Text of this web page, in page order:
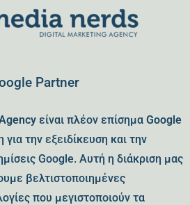
Partner
είναι πλέον επίσημα Google
την εξειδίκευση και την
Google. Αυτή η διάκριση μας
βελτιστοποιημένες
που μεγιστοποιούν τα